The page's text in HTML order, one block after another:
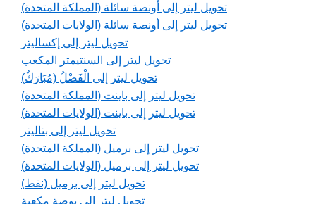
تحويل ليتر إلى أونصة سائلة (المملكة المتحدة)
تحويل ليتر إلى أونصة سائلة (الولايات المتحدة)
تحويل ليتر إلى إكساليتر
تحويل ليتر إلى السنتيمتر المكعب
تحويل ليتر إلى الْفَضْلُ (مُبَارَكٌ)
تحويل ليتر إلى باينت (المملكة المتحدة)
تحويل ليتر إلى باينت (الولايات المتحدة)
تحويل ليتر إلى بتاليتر
تحويل ليتر إلى برميل (المملكة المتحدة)
تحويل ليتر إلى برميل (الولايات المتحدة)
تحويل ليتر إلى برميل (نفط)
تحويل ليتر إلى بوصة مكعبة